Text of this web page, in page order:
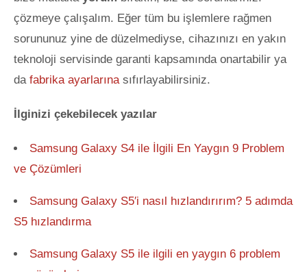
çözmeye çalışalım. Eğer tüm bu işlemlere rağmen
sorununuz yine de düzelmediyse, cihazınızı en yakın
teknoloji servisinde garanti kapsamında onartabilir ya
da fabrika ayarlarınasıfırlayabilirsiniz.
İlginizi çekebilecek yazılar
Samsung Galaxy S4 ile İlgili En Yaygın 9 Problem
ve Çözümleri
Samsung Galaxy S5′i nasıl hızlandırırım? 5 adımda
S5 hızlandırma
Samsung Galaxy S5 ile ilgili en yaygın 6 problem